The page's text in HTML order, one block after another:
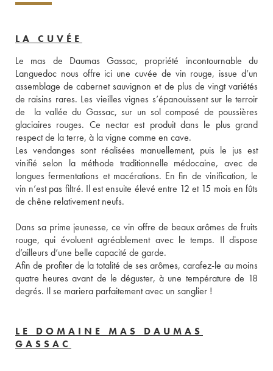
LA CUVÉE
Le mas de Daumas Gassac, propriété incontournable du
Languedoc nous offre ici une cuvée de vin rouge, issue d’un
assemblage de cabernet sauvignon et de plus de vingt variétés
de raisins rares. Les vieilles vignes s’épanouissent sur le terroir
de  la vallée du Gassac, sur un sol composé de poussières
glaciaires rouges. Ce nectar est produit dans le plus grand
respect de la terre, à la vigne comme en cave.
Les vendanges sont réalisées manuellement, puis le jus est
vinifié selon la méthode traditionnelle médocaine, avec de
longues fermentations et macérations. En fin de vinification, le
vin n’est pas filtré. Il est ensuite élevé entre 12 et 15 mois en fûts
de chêne relativement neufs.
Dans sa prime jeunesse, ce vin offre de beaux arômes de fruits
rouge, qui évoluent agréablement avec le temps. Il dispose
d’ailleurs d’une belle capacité de garde.
Afin de profiter de la totalité de ses arômes, carafez-le au moins
quatre heures avant de le déguster, à une température de 18
degrés. Il se mariera parfaitement avec un sanglier !
LE DOMAINE MAS DAUMAS
GASSAC